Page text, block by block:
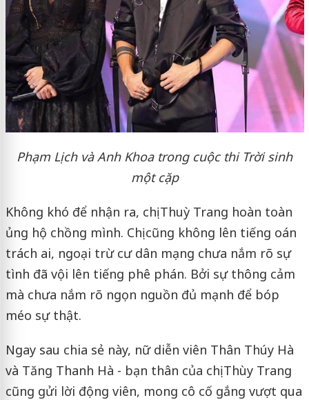
Phạm Lịch và Anh Khoa trong cuộc thi Trời sinh
một cặp
Không khó để nhận ra, chị Thuỳ Trang hoàn toàn
ủng hộ chồng mình. Chị cũng không lên tiếng oán
trách ai, ngoại trừ cư dân mạng chưa nắm rõ sự
tình đã vội lên tiếng phê phán. Bởi sự thông cảm
mà chưa nắm rõ ngọn nguồn đủ mạnh để bóp
méo sự thật.
Ngay sau chia sẻ này, nữ diễn viên Thân Thúy Hà
và Tăng Thanh Hà - bạn thân của chị Thùy Trang
cũng gửi lời động viên, mong cô cố gắng vượt qua